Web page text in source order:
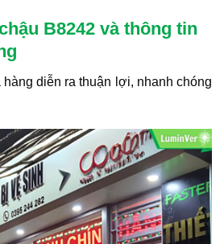
B8242 và thông tin
diễn ra thuận lợi, nhanh chóng